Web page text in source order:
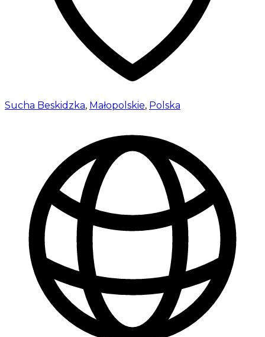
Sucha Beskidzka, Małopolskie, Polska